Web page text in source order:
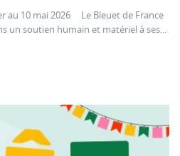
au 10 mai 2026 Le Bleuet de France
un soutien humain et matériel à ses...